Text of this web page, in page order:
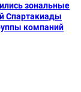
зональные
Спартакиады
компаний